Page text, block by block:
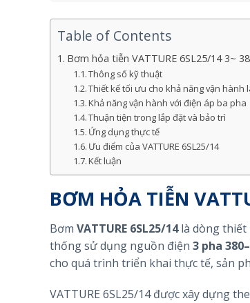
Table of Contents
Bơm hỏa tiễn VATTURE 6SL25/14 3~
Thông số kỹ thuật
Thiết kế tối ưu cho khả năng vận hành
Khả năng vận hành với điện áp ba pha
Thuận tiện trong lắp đặt và bảo trì
Ứng dụng thực tế
Ưu điểm của VATTURE 6SL25/14
Kết luận
BƠM HỎA TIỄN
Bơm VATTURE 6SL25/14là dòng thiết
thống sử dụng nguồn điện 3 pha
cho quá trình triển khai thực tế, sản
VATTURE 6SL25/14 được xây dựng